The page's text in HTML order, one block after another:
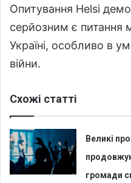
Опитування Helsi
серйозним є питання
Україні, особливо в
війни.
Схожі статті
Великі
громади